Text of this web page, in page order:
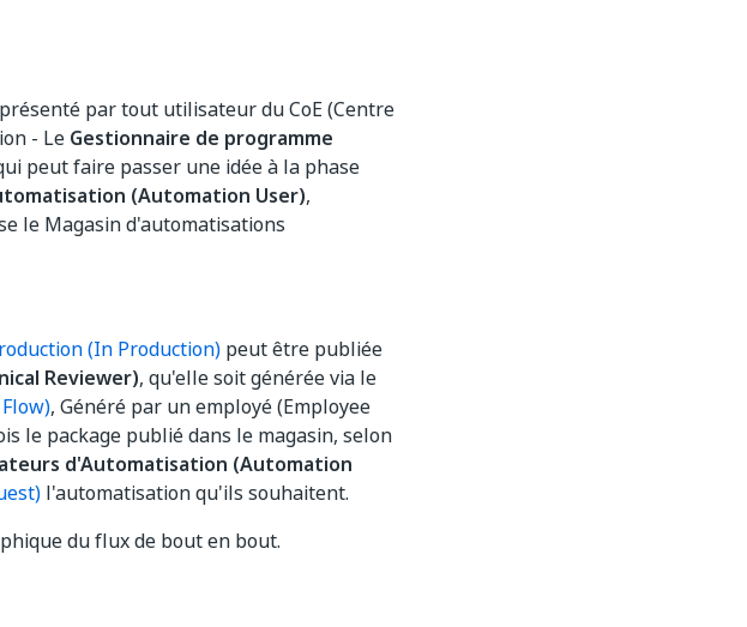
par tout utilisateur du CoE (Centre
- Le Gestionnaire de programme
peut faire passer une idée à la phase
(Automation User),
le Magasin d'automatisations
(In Production) peut être publiée
Reviewer), qu'elle soit générée via le
, Généré par un employé (Employee
le package publié dans le magasin, selon
d'Automatisation (Automation
l'automatisation qu'ils souhaitent.
du flux de bout en bout.